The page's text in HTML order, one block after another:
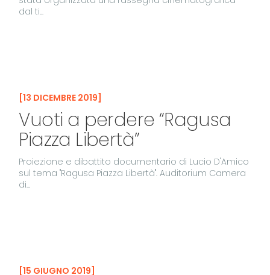
dal ti...
13 DICEMBRE 2019
Vuoti a perdere “Ragusa
Piazza Libertà”
Proiezione e dibattito documentario di Lucio D'Amico
sul tema "Ragusa Piazza Libertà". Auditorium Camera
di...
15 GIUGNO 2019